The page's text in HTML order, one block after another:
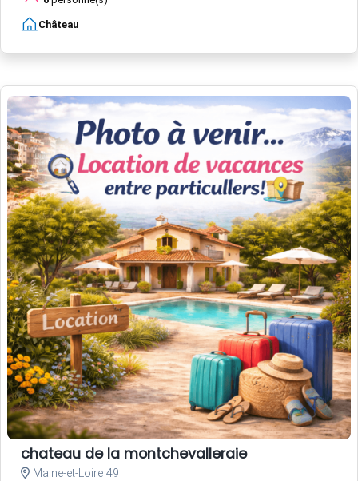
Château
chateau de la montchevalleraie
Maine-et-Loire 49